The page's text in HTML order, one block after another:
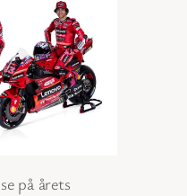
på årets